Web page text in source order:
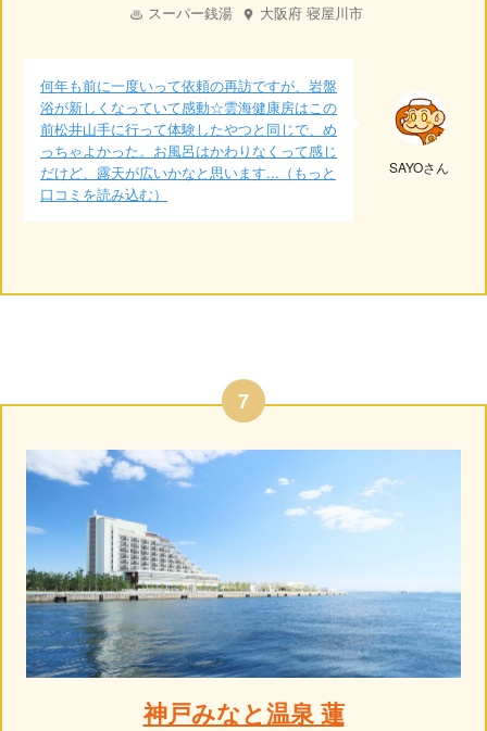
スーパー銭湯 大阪府 寝屋川市
何年も前に一度いって依頼の再訪ですが、岩盤
浴が新しくなっていて感動☆雲海健康房はこの
前松井山手に行って体験したやつと同じで、め
っちゃよかった。お風呂はかわりなくって感じ
だけど、露天が広いかなと思います...（もっと
口コミを読み込む）
SAYOさん
神戸みなと温泉 蓮
7